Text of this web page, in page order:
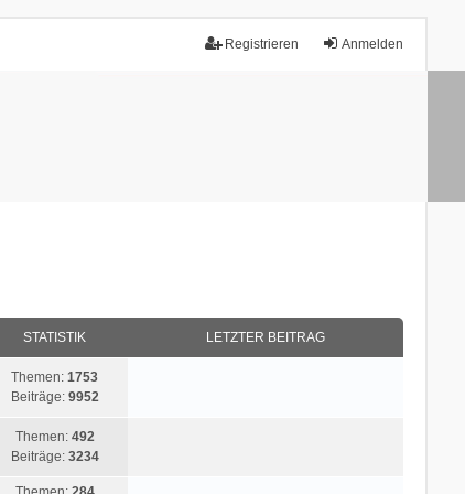
Anmelden
Registrieren
STATISTIK LETZTER BEITRAG
Themen:1753
Beiträge: 9952
Themen: 492
Beiträge: 3234